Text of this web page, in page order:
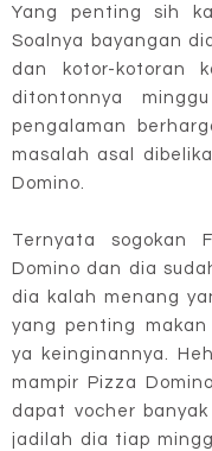
Yang penting sih
Soalnya bayangan
dan kotor-kotoran
ditontonnya
pengalaman
masalah asal
Domino.
Ternyata sogokan
Domino dan dia
dia kalah menang
yang penting makan
ya keinginannya.
mampir Pizza
dapat vocher
jadilah dia tiap